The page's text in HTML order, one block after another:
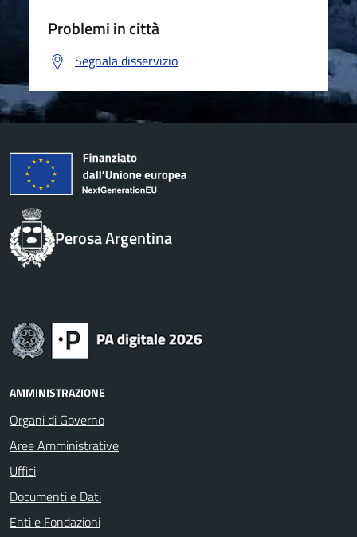
Problemi in città
Segnala disservizio
Perosa Argentina
AMMINISTRAZIONE
Organi di Governo
Aree Amministrative
Uffici
Documenti e Dati
Enti e Fondazioni